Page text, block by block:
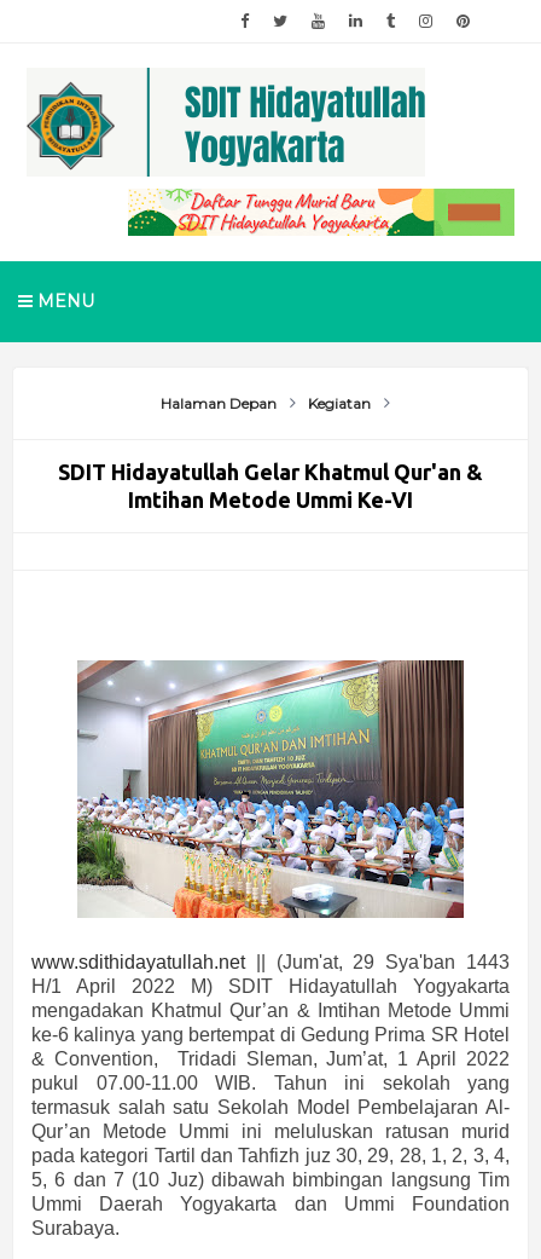
MENU
Halaman Depan Kegiatan
SDIT Hidayatullah Gelar Khatmul Qur'an &
Imtihan Metode Ummi Ke-VI
www.sdithidayatullah.net|| (Jum'at, 29 Sya'ban 1443
H/1 April 2022 M) SDIT Hidayatullah Yogyakarta
mengadakan Khatmul Qur’an & Imtihan Metode Ummi
ke-6 kalinya yang bertempat di Gedung Prima SR Hotel
& Convention,
Tridadi Sleman, Jum’at, 1 April 2022
pukul 07.00-11.00 WIB. Tahun ini sekolah yang
termasuk salah satu Sekolah Model Pembelajaran Al-
Qur’an Metode Ummi ini meluluskan ratusan murid
pada kategori Tartil dan Tahfizh juz 30, 29, 28, 1, 2, 3, 4,
5, 6 dan 7 (10 Juz) dibawah bimbingan langsung Tim
Ummi Daerah Yogyakarta dan Ummi Foundation
Surabaya.